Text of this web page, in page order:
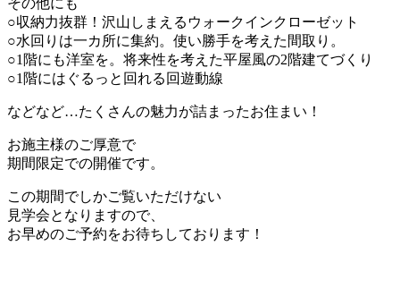
その他にも
○収納力抜群！沢山しまえるウォークインクローゼット
○水回りは一カ所に集約。使い勝手を考えた間取り。
○1階にも洋室を。将来性を考えた平屋風の2階建てづくり
○1階にはぐるっと回れる回遊動線
などなど…たくさんの魅力が詰まったお住まい！
お施主様のご厚意で
期間限定での開催です。
この期間でしかご覧いただけない
見学会となりますので、
お早めのご予約をお待ちしております！